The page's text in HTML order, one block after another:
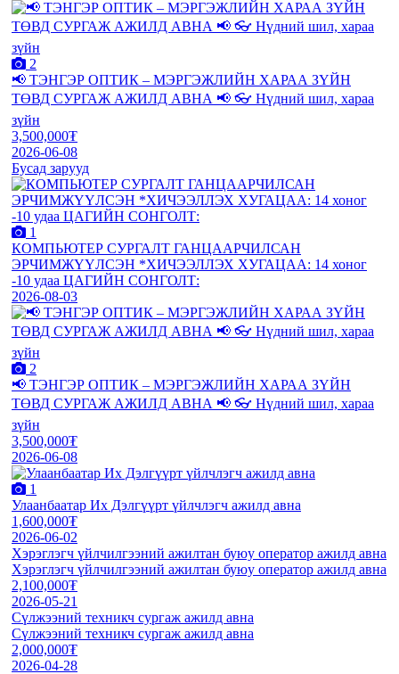
2
📢 ТЭНГЭР ОПТИК – МЭРГЭЖЛИЙН ХАРАА ЗҮЙН
ТӨВД СУРГАЖ АЖИЛД АВНА 📢 👓 Нүдний шил, хараа
зүйн
3,500,000₮
2026-06-08
Бусад зарууд
1
КОМПЬЮТЕР СУРГАЛТ ГАНЦААРЧИЛСАН
ЭРЧИМЖҮҮЛСЭН *ХИЧЭЭЛЛЭХ ХУГАЦАА: 14 хоног
-10 удаа ЦАГИЙН СОНГОЛТ:
2026-08-03
2
📢 ТЭНГЭР ОПТИК – МЭРГЭЖЛИЙН ХАРАА ЗҮЙН
ТӨВД СУРГАЖ АЖИЛД АВНА 📢 👓 Нүдний шил, хараа
зүйн
3,500,000₮
2026-06-08
1
Улаанбаатар Их Дэлгүүрт үйлчлэгч ажилд авна
1,600,000₮
2026-06-02
Хэрэглэгч үйлчилгээний ажилтан буюу оператор ажилд авна
Хэрэглэгч үйлчилгээний ажилтан буюу оператор ажилд авна
2,100,000₮
2026-05-21
Сүлжээний техникч сургаж ажилд авна
Сүлжээний техникч сургаж ажилд авна
2,000,000₮
2026-04-28